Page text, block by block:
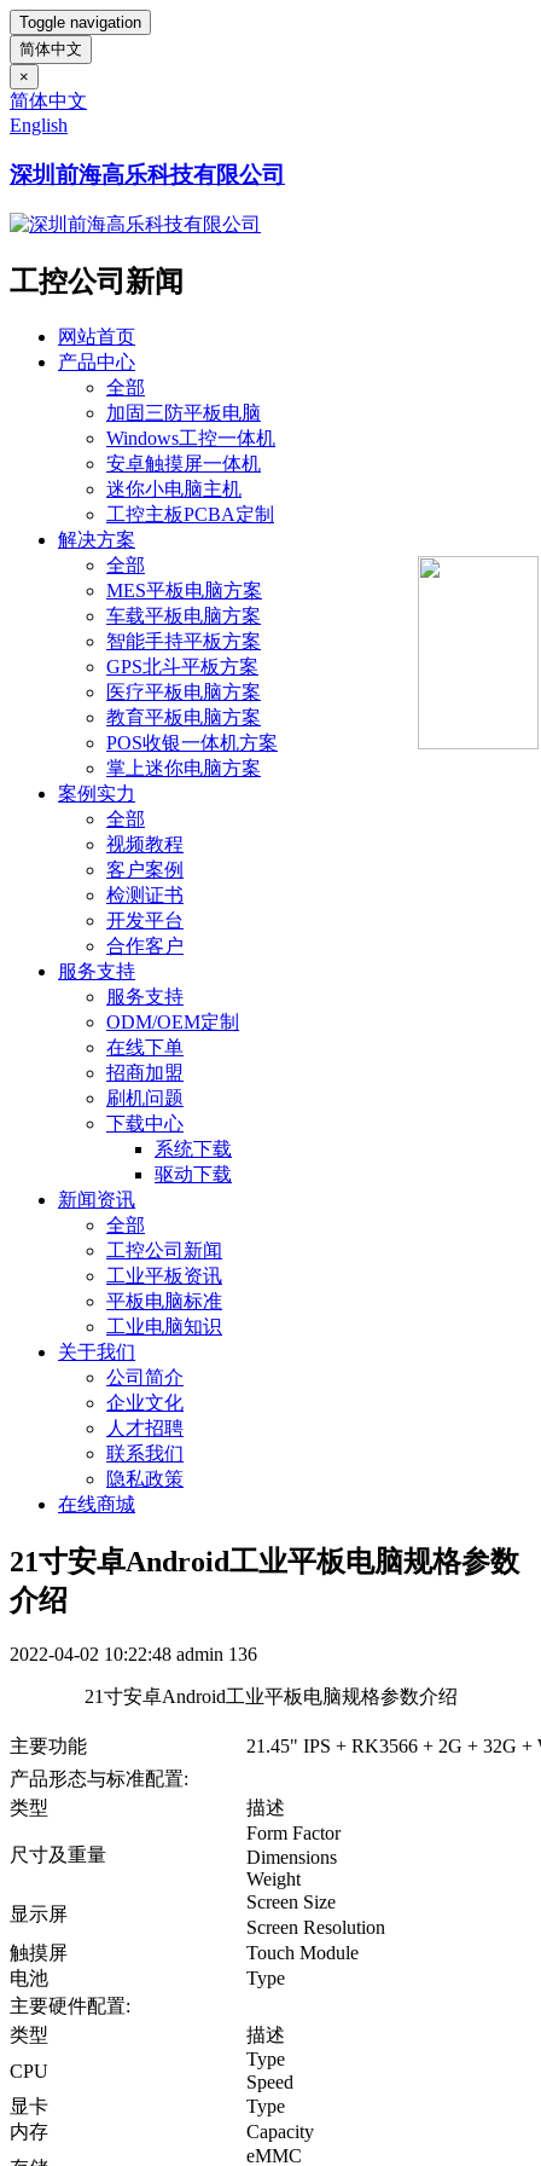
Toggle navigation
简体中文
×
简体中文
English
深圳前海高乐科技有限公司
工控公司新闻
网站首页
产品中心
全部
加固三防平板电脑
Windows工控一体机
安卓触摸屏一体机
迷你小电脑主机
工控主板PCBA定制
解决方案
全部
MES平板电脑方案
车载平板电脑方案
智能手持平板方案
GPS北斗平板方案
医疗平板电脑方案
教育平板电脑方案
POS收银一体机方案
掌上迷你电脑方案
案例实力
全部
视频教程
客户案例
检测证书
开发平台
合作客户
服务支持
服务支持
ODM/OEM定制
在线下单
招商加盟
刷机问题
下载中心
系统下载
驱动下载
新闻资讯
全部
工控公司新闻
工业平板资讯
平板电脑标准
工业电脑知识
关于我们
公司简介
企业文化
人才招聘
联系我们
隐私政策
在线商城
21寸安卓Android工业平板电脑规格参数
介绍
2022-04-02 10:22:48 admin 136
21寸安卓Android工业平板电脑规格参数介绍
主要功能
21.45" IPS + RK3566 + 2G + 32G
产品形态与标准配置:
类型
描述
尺寸及重量
Form Factor
Dimensions
Weight
显示屏
Screen Size
Screen Resolution
触摸屏
Touch Module
电池
Type
主要硬件配置:
类型
描述
CPU
Type
Speed
显卡
Type
内存
Capacity
eMMC